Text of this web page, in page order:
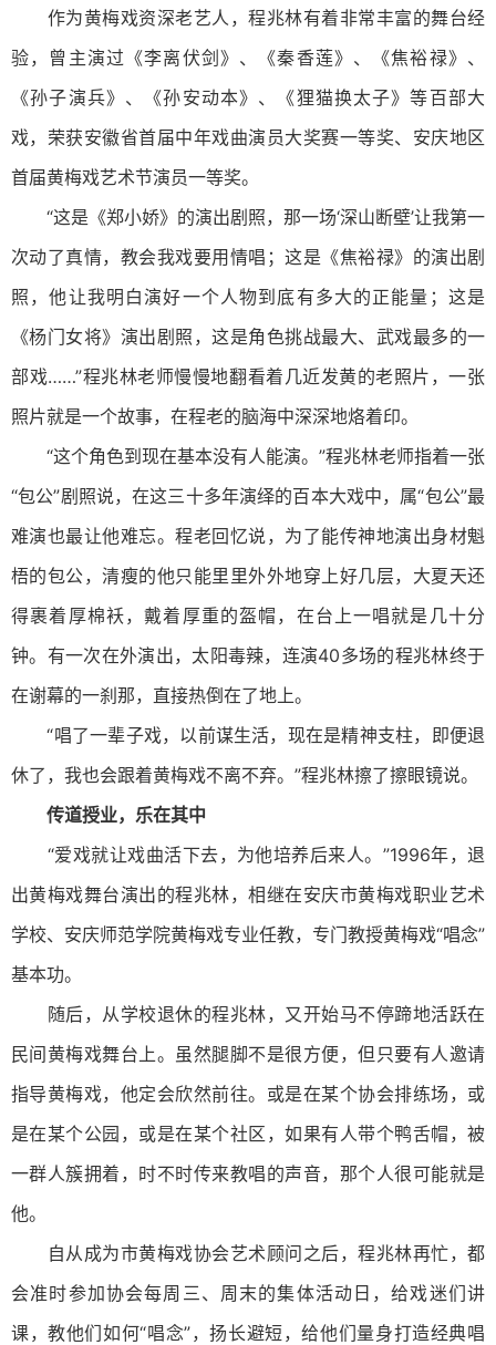
作为黄梅戏资深老艺人，程兆林有着非常丰富的舞台经
验，曾主演过《李离伏剑》、《秦香莲》、《焦裕禄》、
《孙子演兵》、《孙安动本》、《狸猫换太子》等百部大
戏，荣获安徽省首届中年戏曲演员大奖赛一等奖、安庆地区
首届黄梅戏艺术节演员一等奖。
“这是《郑小娇》的演出剧照，那一场‘深山断壁’让我第一
次动了真情，教会我戏要用情唱；这是《焦裕禄》的演出剧
照，他让我明白演好一个人物到底有多大的正能量；这是
《杨门女将》演出剧照，这是角色挑战最大、武戏最多的一
部戏……”程兆林老师慢慢地翻看着几近发黄的老照片，一张
照片就是一个故事，在程老的脑海中深深地烙着印。
“这个角色到现在基本没有人能演。”程兆林老师指着一张
“包公”剧照说，在这三十多年演绎的百本大戏中，属“包公”最
难演也最让他难忘。程老回忆说，为了能传神地演出身材魁
梧的包公，清瘦的他只能里里外外地穿上好几层，大夏天还
得裹着厚棉袄，戴着厚重的盔帽，在台上一唱就是几十分
钟。有一次在外演出，太阳毒辣，连演40多场的程兆林终于
在谢幕的一刹那，直接热倒在了地上。
“唱了一辈子戏，以前谋生活，现在是精神支柱，即便退
休了，我也会跟着黄梅戏不离不弃。”程兆林擦了擦眼镜说。
传道授业，乐在其中
“爱戏就让戏曲活下去，为他培养后来人。”1996年，退
出黄梅戏舞台演出的程兆林，相继在安庆市黄梅戏职业艺术
学校、安庆师范学院黄梅戏专业任教，专门教授黄梅戏“唱念”
基本功。
随后，从学校退休的程兆林，又开始马不停蹄地活跃在
民间黄梅戏舞台上。虽然腿脚不是很方便，但只要有人邀请
指导黄梅戏，他定会欣然前往。或是在某个协会排练场，或
是在某个公园，或是在某个社区，如果有人带个鸭舌帽，被
一群人簇拥着，时不时传来教唱的声音，那个人很可能就是
他。
自从成为市黄梅戏协会艺术顾问之后，程兆林再忙，都
会准时参加协会每周三、周末的集体活动日，给戏迷们讲
课，教他们如何“唱念”，扬长避短，给他们量身打造经典唱